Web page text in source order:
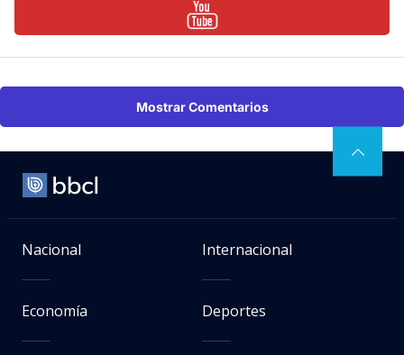
Mostrar Comentarios
Nacional Internacional
Economía Deportes